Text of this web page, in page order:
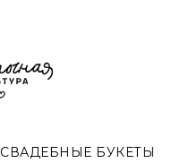
СВАДЕБНЫЕ БУКЕТЫ